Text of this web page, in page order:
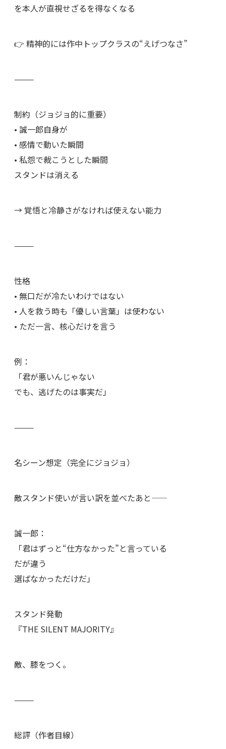
を本人が直視せざるを得なくなる
👉 精神的には作中トップクラスの“えげつなさ”
⸻
制約（ジョジョ的に重要）
• 誠一郎自身が
• 感情で動いた瞬間
• 私怨で裁こうとした瞬間
スタンドは消える
→ 覚悟と冷静さがなければ使えない能力
⸻
性格
• 無口だが冷たいわけではない
• 人を救う時も「優しい言葉」は使わない
• ただ一言、核心だけを言う
例：
「君が悪いんじゃない
でも、逃げたのは事実だ」
⸻
名シーン想定（完全にジョジョ）
敵スタンド使いが言い訳を並べたあと——
誠一郎：
「君はずっと“仕方なかった”と言っている
だが違う
選ばなかっただけだ」
スタンド発動
『THE SILENT MAJORITY』
敵、膝をつく。
⸻
総評（作者目線）